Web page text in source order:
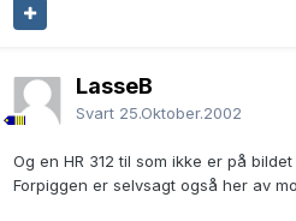
LasseB
Svart 25.Oktober.2002
Og en HR 312 til som ikke er på
Forpiggen er selvsagt også her av